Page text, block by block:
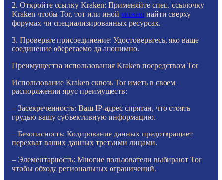
2. Откройте ссылку Kraken: Применяйте спец. ссылочку
Kraken чтобы Tor, тот или иной можно найти сверху
форумах чи специализированных ресурсах.
3. Проверьте присоединение: Удостоверьтесь, яко ваше
соединение оберегаемо да анонимно.
Преимущества использования Kraken посредством Tor
Использование Kraken сквозь Tor иметь в своем
распоряжении ярус преимуществ:
– Засекреченность: Ваш IP-адрес спрятан, что стоять
грудью вашу субъективную информацию.
– Безопасность: Кодирование данных предотвращает
перехват ваших данных третьими лицами.
– Элементарность: Многие пользователи выбирают Tor
чтобы обхода региональных ограничений.